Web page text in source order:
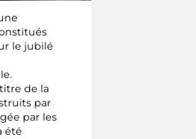
le jubilé
de la
par
par les
été